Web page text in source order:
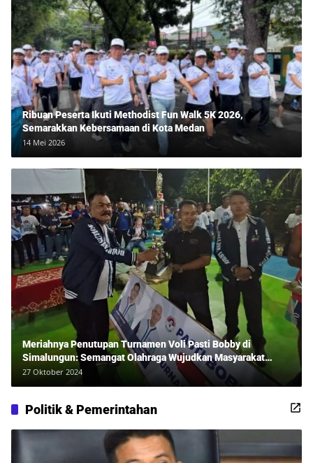
Ribuan Peserta Ikuti Methodist Fun Walk 5K 2026,
Semarakkan Kebersamaan di Kota Medan
14 Mei 2026
Meriahnya Penutupan Turnamen Voli Pasti Bobby di
Simalungun: Semangat Olahraga Wujudkan Masyarakat
Sehat Bersama Erwan Rozadi dan Ribuan Penonton!
27 Oktober 2024
Politik & Pemerintahan